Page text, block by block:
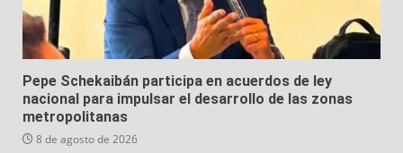
Pepe Schekaibán participa en acuerdos de ley
nacional para impulsar el desarrollo de las zonas
metropolitanas
8 de agosto de 2026